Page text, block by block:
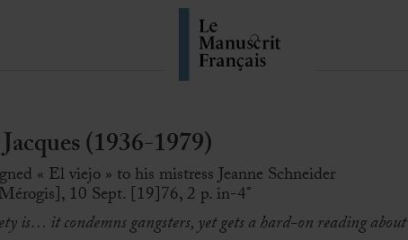
(1936-1979)
« El viejo » to his mistress Jeanne Schneider
10 Sept. [19]76, 2 p. in-4°
is… it condemns gangsters, yet gets a hard-on reading about